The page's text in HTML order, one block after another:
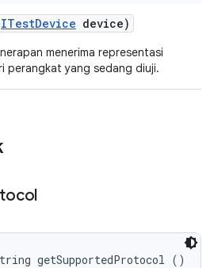
ITestDevice device)
menerima representasi
perangkat yang sedang diuji.
getSupportedProtocol ()